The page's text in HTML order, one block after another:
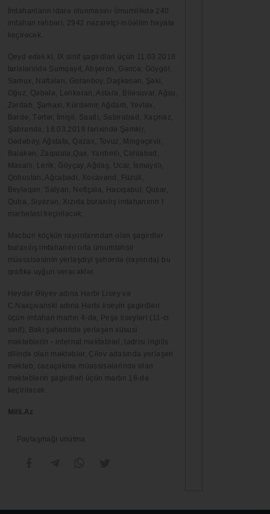
İmtahanların idarə olunmasını ümumilikdə 240
imtahan rəhbəri, 2942 nəzarətçi‑müəllim həyata
keçirəcək.
Qeyd edək ki, IX sinif şagirdləri üçün 11.03.2018
tarixlərində Sumqayıt, Abşeron, Gəncə, Göygöl,
Samux, Naftalan, Goranboy, Daşkəsən, Şəki,
Oğuz, Qəbələ, Lənkəran, Astara, Biləsuvar, Ağsu,
Zərdab, Şamaxı, Kürdəmir, Ağdam, Yevlax,
Bərdə, Tərtər, İmişli, Saatlı, Sabirabad, Xaçmaz,
Şabranda, 18.03.2018 tarixində Şəmkir,
Gədəbəy, Ağstafa, Qazax, Tovuz, Mingəçevir,
Balakən, Zaqatala,Qax, Yardımlı, Cəlilabad,
Masallı, Lerik, Göyçay, Ağdaş, Ucar, İsmayıllı,
Qobustan, Ağcabədi, Xocavənd, Füzuli,
Beyləqan, Salyan, Neftçala, Hacıqabul, Qusar,
Quba, Siyəzən, Xızıda buraxılış imtahanının I
mərhələsi keçiriləcək.
Məcburi köçkün rayonlarından olan şagirdlər
buraxılış imtahanını orta ümumtəhsil
müəssisəsinin yerləşdiyi şəhərdə (rayonda) bu
qrafikə uyğun verəcəklər.
Heydər Əliyev adına Hərbi Lisey və
C.Naxçıvanski adına Hərbi liseyin şagirdləri
üçün imtahan martın 4‑də, Peşə liseyləri (11-ci
sinif), Bakı şəhərində yerləşən xüsusi
məktəblərin - internat məktəbləri, tədrisi ingilis
dilində olan məktəblər, Çilov adasında yerləşən
məktəb, cəzaçəkmə müəssisələrində olan
məktəblərin şagirdləri üçün martın 18-də
keçiriləcək.
Milli.Az
Paylaşmağı unutma